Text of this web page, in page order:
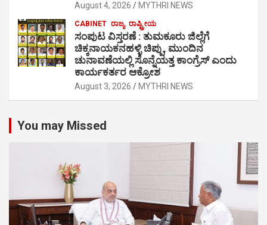
August 4, 2026 MYTHRI NEWS
CABINET ರಾಜ್ಯ ರಾಷ್ಟ್ರೀಯ
ಸಂಪುಟ ವಿಸ್ತರಣೆ : ತುಮಕೂರು ಜಿಲ್ಲೆಗೆ
ಚಿಕ್ಕನಾಯಕನಹಳ್ಳಿ ಚಿಪ್ಪು, ಮುಂದಿನ
ಚುನಾವಣೆಯಲ್ಲಿ ಸೊನ್ನೆಯತ್ತ ಕಾಂಗ್ರೆಸ್ ಎಂದು
ಕಾರ್ಯಕರ್ತರ ಆಕ್ರೋಶ
August 3, 2026 MYTHRI NEWS
You may Missed